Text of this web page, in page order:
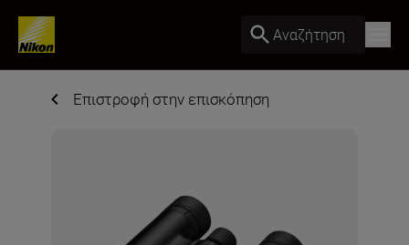
Αναζήτηση
Επιστροφή στην επισκόπηση